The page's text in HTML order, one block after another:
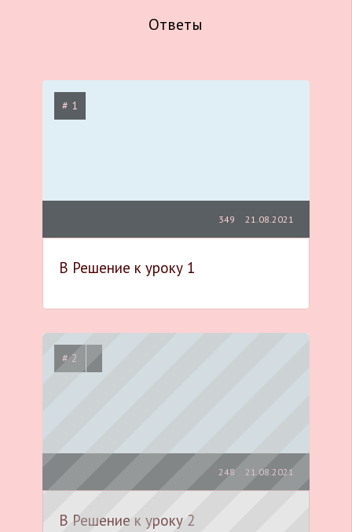
Ответы
# 1
21.08.2021
349
B Решение к уроку 1
# 2
21.08.2021
248
B Решение к уроку 2